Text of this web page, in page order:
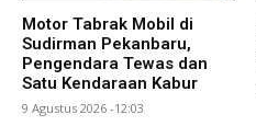
Motor Tabrak Mobil di
Sudirman Pekanbaru,
Pengendara Tewas dan
Satu Kendaraan Kabur
9 Agustus 2026 -12:03